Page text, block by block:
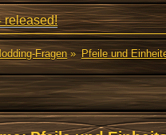
released!
Fragen» Pfeile und